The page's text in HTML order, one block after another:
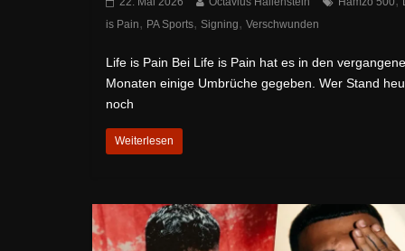
is Pain, PA Sports, Signing, Verschwunden
Life is Pain Bei Life is Pain hat es in den
Monaten einige Umbrüche gegeben. Wer Stand
noch
Weiterlesen